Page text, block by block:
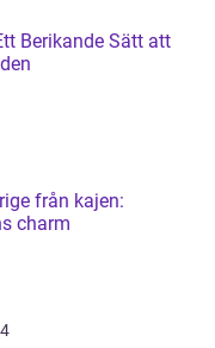
Berikande Sätt att
från kajen:
charm